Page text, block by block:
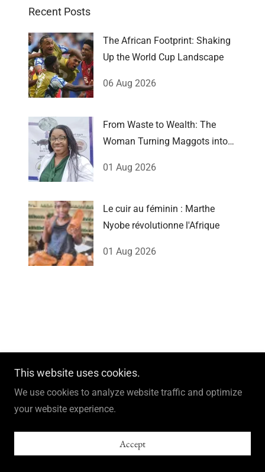
Recent Posts
The African Footprint: Shaking
Up the World Cup Landscape
06 Aug 2026
From Waste to Wealth: The
Woman Turning Maggots into
01 Aug 2026
Le cuir au féminin : Marthe
Nyobe révolutionne l'Afrique
01 Aug 2026
Introducing Afreka: A New
Vertical by African Female
Voices
Afreka proudly launches as a dedicated storytelling
vertical under African Female Voices, created to spotlight
This website uses cookies.
We use cookies to analyze website traffic and optimize
your website experience.
Accept